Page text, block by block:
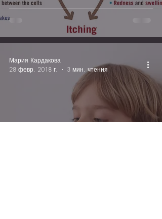
Мария Кардакова
28 февр. 2018 г.
3 мин. чтения